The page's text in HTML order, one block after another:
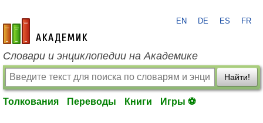
academic.ru
EN DE ES FR
Словари и энциклопедии на Академике
Найти!
Толкования Переводы Книги Игры ⚽